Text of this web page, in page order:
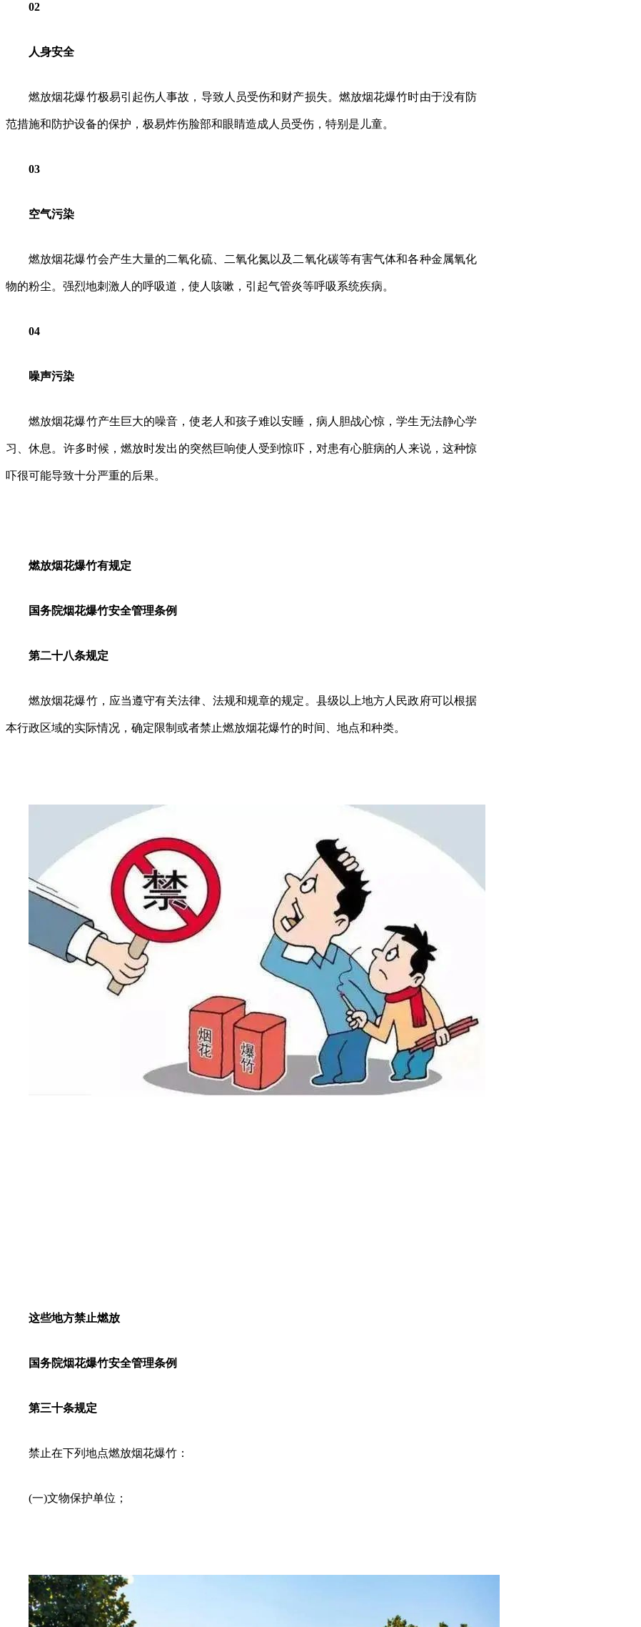
02
人身安全
燃放烟花爆竹极易引起伤人事故，导致人员受伤和财产损失。燃放烟花爆竹时由于没有防
范措施和防护设备的保护，极易炸伤脸部和眼睛造成人员受伤，特别是儿童。
03
空气污染
燃放烟花爆竹会产生大量的二氧化硫、二氧化氮以及二氧化碳等有害气体和各种金属氧化
物的粉尘。强烈地刺激人的呼吸道，使人咳嗽，引起气管炎等呼吸系统疾病。
04
噪声污染
燃放烟花爆竹产生巨大的噪音，使老人和孩子难以安睡，病人胆战心惊，学生无法静心学
习、休息。许多时候，燃放时发出的突然巨响使人受到惊吓，对患有心脏病的人来说，这种惊
吓很可能导致十分严重的后果。
燃放烟花爆竹有规定
国务院烟花爆竹安全管理条例
第二十八条规定
燃放烟花爆竹，应当遵守有关法律、法规和规章的规定。县级以上地方人民政府可以根据
本行政区域的实际情况，确定限制或者禁止燃放烟花爆竹的时间、地点和种类。
这些地方禁止燃放
国务院烟花爆竹安全管理条例
第三十条规定
禁止在下列地点燃放烟花爆竹：
(一)文物保护单位；